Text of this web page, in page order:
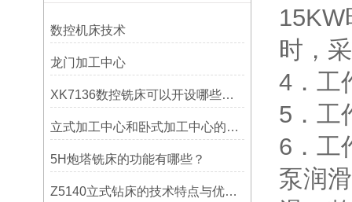
数控机床技术
龙门加工中心
XK7136数控铣床可以开设哪些考核项目？
立式加工中心和卧式加工中心的区别
5H炮塔铣床的功能有哪些？
Z5140立式钻床的技术特点与优势分析
时，
4．工
5．工
6．工
泵润